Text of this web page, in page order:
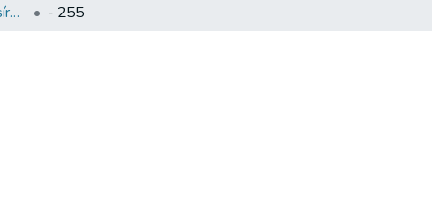
Budapest VIII Fiumei út sírkert 3. rész - 255